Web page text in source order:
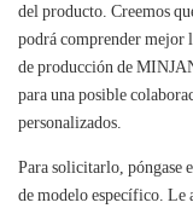
del producto. Creemos
podrá comprender mejor
de producción de
para una posible
personalizados.
Para solicitarlo, póngase
de modelo específico. Le